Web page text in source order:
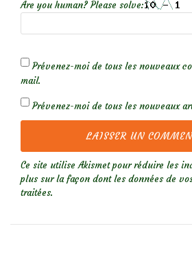
Are you human? Please solve:
Prévenez-moi de tous les nouveaux
mail.
Prévenez-moi de tous les nouveaux
Ce site utilise Akismet pour réduire les
plus sur la façon dont les données de
traitées.